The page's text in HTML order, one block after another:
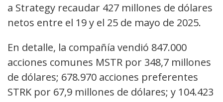
a Strategy recaudar 427 millones de dólares
netos entre el 19 y el 25 de mayo de 2025.
En detalle, la compañía vendió 847.000
acciones comunes MSTR por 348,7 millones
de dólares; 678.970 acciones preferentes
STRK por 67,9 millones de dólares; y 104.423